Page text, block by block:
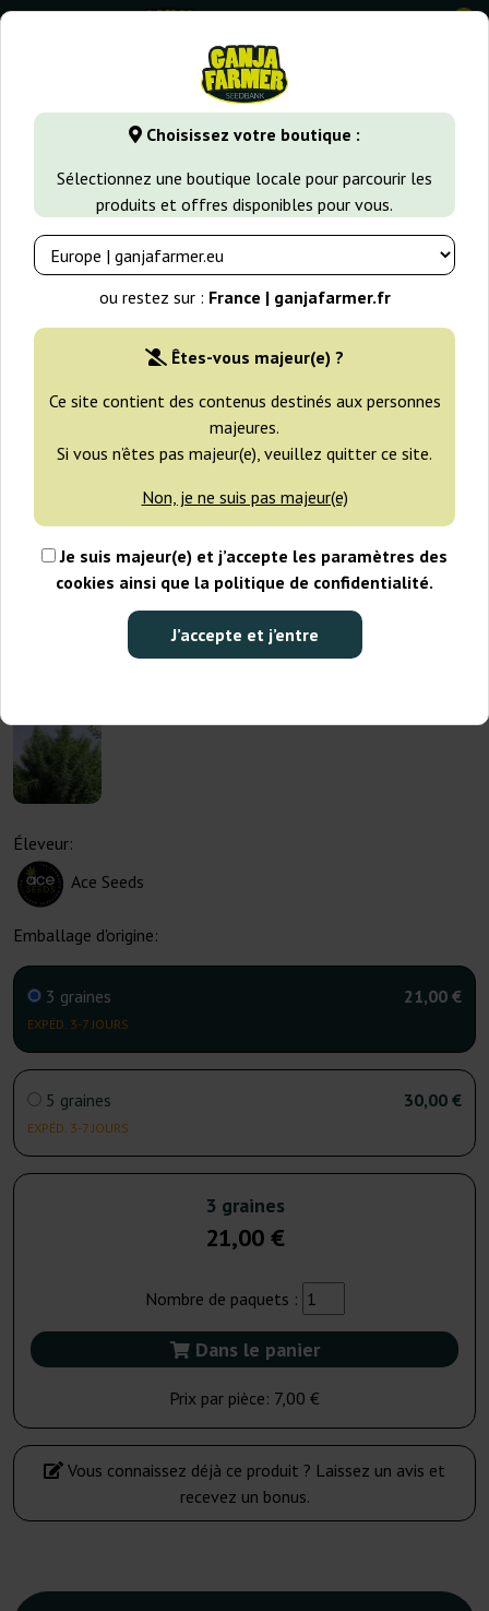
Choisissez votre boutique :
Sélectionnez une boutique locale pour parcourir les
produits et offres disponibles pour vous.
ou restez sur : France | ganjafarmer.fr
Êtes-vous majeur(e) ?
Ce site contient des contenus destinés aux personnes
majeures.
Si vous n’êtes pas majeur(e), veuillez quitter ce site.
Non, je ne suis pas majeur(e)
Je suis majeur(e) et j’accepte les paramètres des
cookies ainsi que la politique de confidentialité.
J’accepte et j’entre
0
GanjaFarmer.fr Types de Graines Graines de Cannabis
Éleveur:
Ace Seeds
Emballage d'origine:
3 graines
EXPÉD. 3-7 JOURS
21,00 €
5 graines
EXPÉD. 3-7 JOURS
30,00 €
3 graines
21,00 €
Nombre de paquets :
Dans le panier
Prix par pièce: 7,00 €
Vous connaissez déjà ce produit ? Laissez un avis et
recevez un bonus.